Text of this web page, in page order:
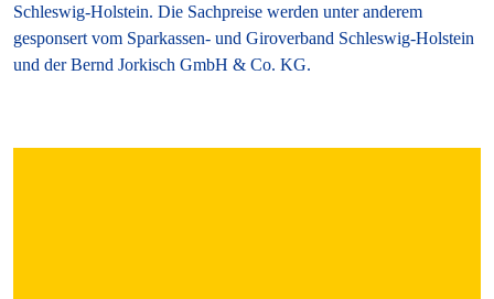
Schleswig-Holstein. Die Sachpreise werden unter anderem
gesponsert vom Sparkassen- und Giroverband Schleswig-Holstein
und der Bernd Jorkisch GmbH & Co. KG.